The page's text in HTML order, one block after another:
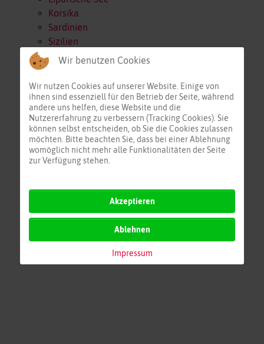
Korsika
Sardinien
Sizilien
Alboran
Nördl. Tunesien
Östl. Tunesien
Span/Bal/Alg
Korsika/Sardinien
Italien/Malta/Lybien
Östl. Mittelmeer
Mittelmeer Zentral
Wir benutzen Cookies
Wir nutzen Cookies auf unserer Website. Einige von
ihnen sind essenziell für den Betrieb der Seite, während
andere uns helfen, diese Website und die
Nutzererfahrung zu verbessern (Tracking Cookies). Sie
können selbst entscheiden, ob Sie die Cookies zulassen
möchten. Bitte beachten Sie, dass bei einer Ablehnung
womöglich nicht mehr alle Funktionalitäten der Seite
zur Verfügung stehen.
Akzeptieren
Ablehnen
Impressum